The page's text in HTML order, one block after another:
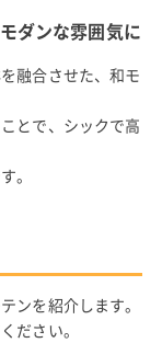
ダンな雰囲気に
融合させた、和モ
とで、シックで高
。
ンを紹介します。
ださい。